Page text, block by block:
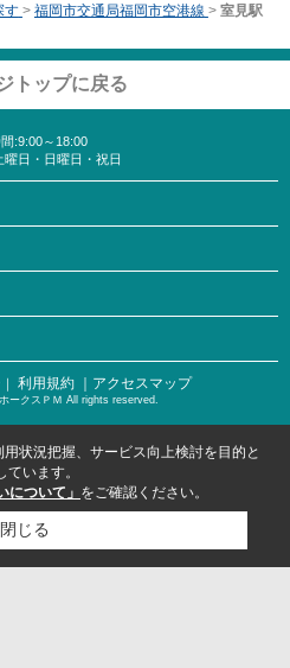
す > 福岡市交通局福岡市空港線 > 室見駅
トップに戻る
:9:00～18:00
曜日・日曜日・祝日
｜ 利用規約 ｜アクセスマップ
ークスＰＭ All rights reserved.
状況把握、サービス向上検討を目的と
います。
について」 をご確認ください。
閉じる